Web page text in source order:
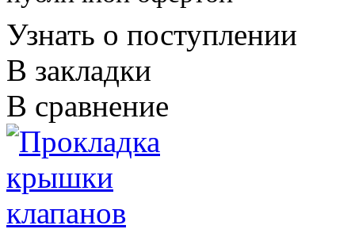
Узнать о поступлении
В закладки
В сравнение